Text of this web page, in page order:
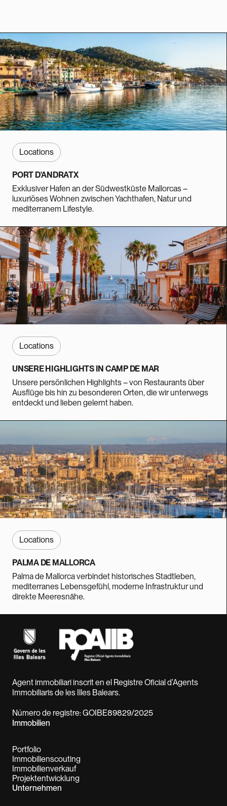
Locations
PORT D'ANDRATX
Exklusiver Hafen an der Südwestküste Mallorcas –
luxuriöses Wohnen zwischen Yachthafen, Natur und
mediterranem Lifestyle.
Locations
UNSERE HIGHLIGHTS IN CAMP DE MAR
Unsere persönlichen Highlights – von Restaurants über
Ausflüge bis hin zu besonderen Orten, die wir unterwegs
entdeckt und lieben gelernt haben.
Locations
PALMA DE MALLORCA
Palma de Mallorca verbindet historisches Stadtleben,
mediterranes Lebensgefühl, moderne Infrastruktur und
direkte Meeresnähe.
Agent immobiliari inscrit en el Registre Oficial d’Agents
Immobiliaris de les Illes Balears.
Número de registre: GOIBE89829/2025
Immobilien
Portfolio
Immobilienscouting
Immobilienverkauf
Projektentwicklung
Unternehmen